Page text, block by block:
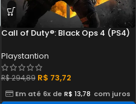
Call of Duty®: Black Ops 4 (PS4)
Playstantion
R$294,89 R$ 73,72
Em até 6x deR$ 13,78 com juros